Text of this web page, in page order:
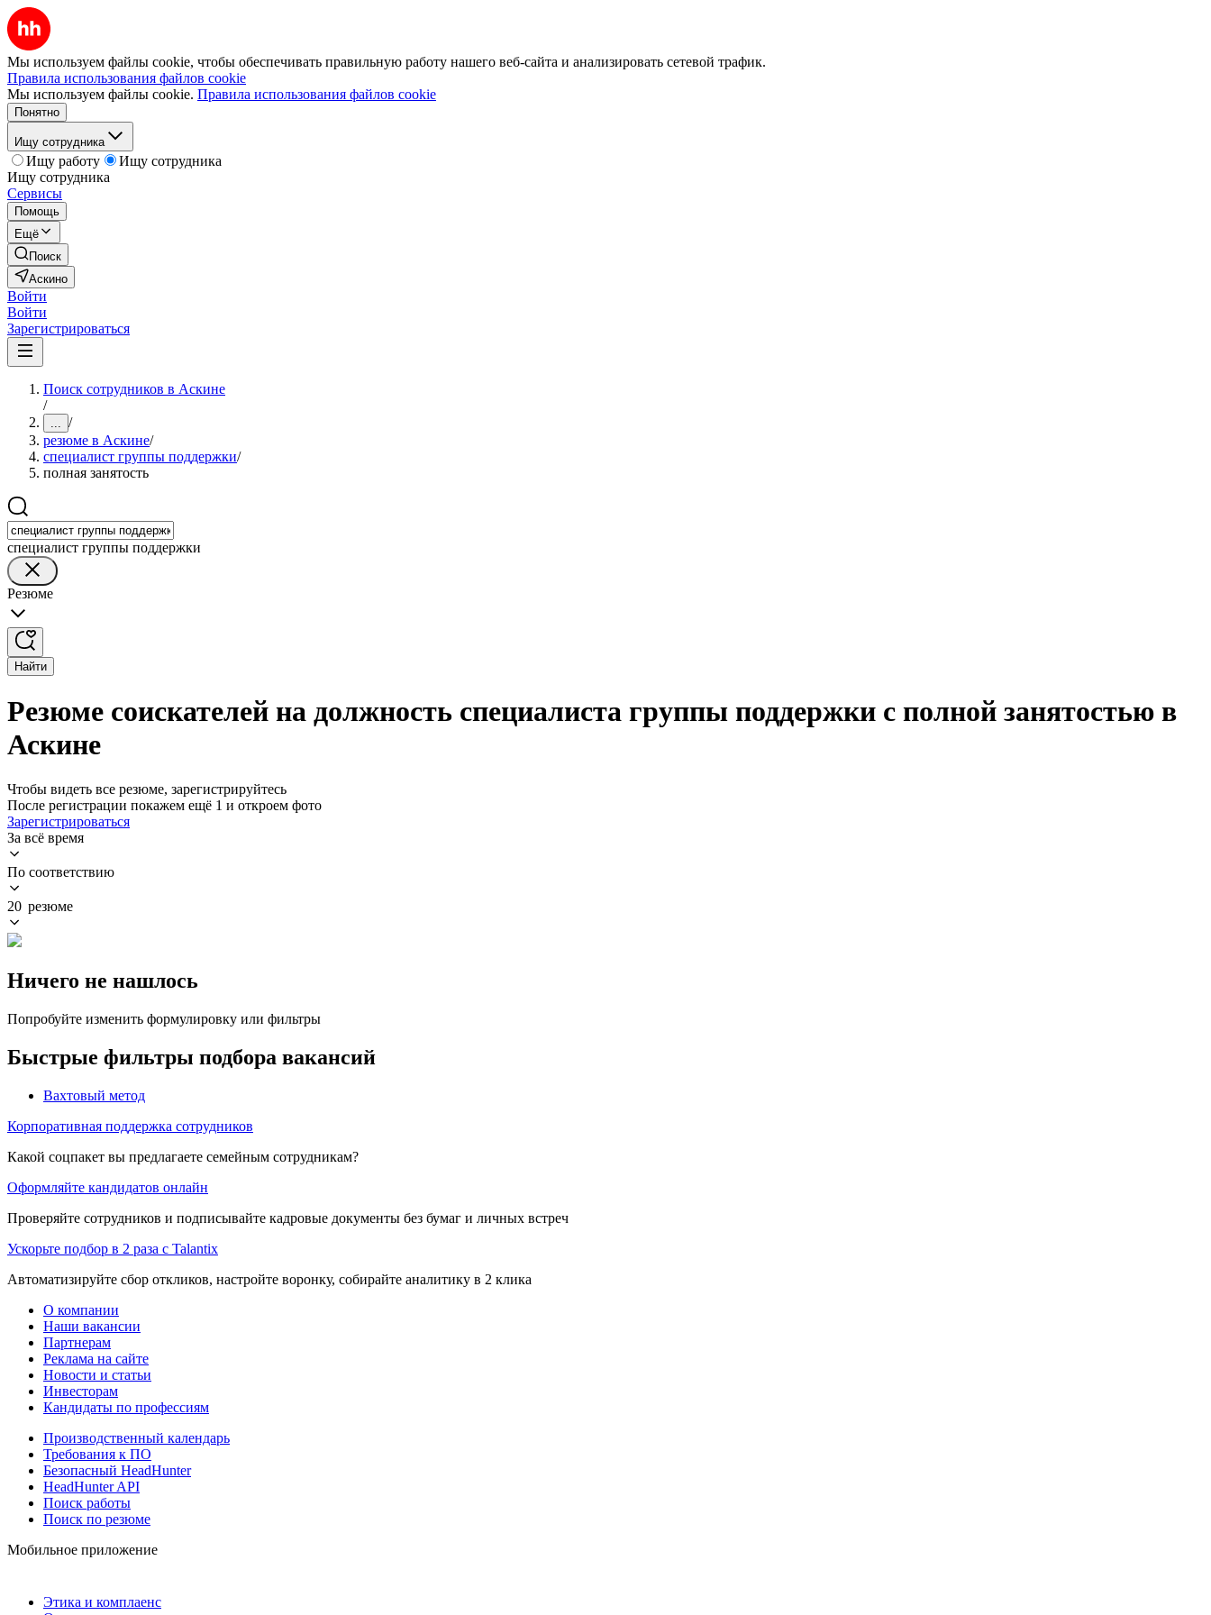
Мы используем файлы cookie, чтобы обеспечивать правильную работу нашего веб-сайта и анализировать сетевой трафик.
Правила использования файлов cookie
Мы используем файлы cookie. Правила использования файлов cookie
Понятно
Ищу сотрудника
Ищу работу
Ищу сотрудника
Ищу сотрудника
Сервисы
Помощь
Ещё
Поиск
Аскино
Войти
Войти
Зарегистрироваться
Поиск сотрудников в Аскине
/
... /
резюме в Аскине/
специалист группы поддержки/
полная занятость
специалист группы поддержки
Резюме
Найти
Резюме соискателей на должность специалиста группы поддержки с полной занятостью в
Аскине
Чтобы видеть все резюме, зарегистрируйтесь
После регистрации покажем ещё 1 и откроем фото
Зарегистрироваться
За всё время
По соответствию
20 резюме
Ничего не нашлось
Попробуйте изменить формулировку или фильтры
Быстрые фильтры подбора вакансий
Вахтовый метод
Корпоративная поддержка сотрудников
Какой соцпакет вы предлагаете семейным сотрудникам?
Оформляйте кандидатов онлайн
Проверяйте сотрудников и подписывайте кадровые документы без бумаг и личных встреч
Ускорьте подбор в 2 раза с Talantix
Автоматизируйте сбор откликов, настройте воронку, собирайте аналитику в 2 клика
О компании
Наши вакансии
Партнерам
Реклама на сайте
Новости и статьи
Инвесторам
Кандидаты по профессиям
Производственный календарь
Требования к ПО
Безопасный HeadHunter
HeadHunter API
Поиск работы
Поиск по резюме
Мобильное приложение
Этика и комплаенс